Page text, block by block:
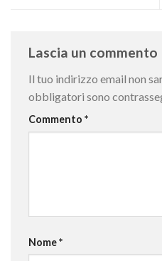
Lascia un commento
Il tuo indirizzo email non
obbligatori sono
Commento *
Nome*